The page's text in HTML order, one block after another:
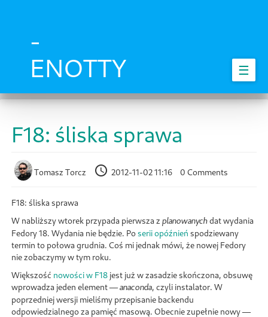
-
ENOTTY
☰
F18: śliska sprawa
Tomasz Torcz 2012-11-02 11:16 0 Comments
F18: śliska sprawa
W nabliższy wtorek przypada pierwsza z planowanychdat wydania
Fedory 18. Wydania nie będzie. Poserii opóźnień spodziewany
termin to połowa grudnia. Coś mi jednak mówi, że nowej Fedory
nie zobaczymy w tym roku.
Większość nowości w F18 jest już w zasadzie skończona, obsuwę
wprowadza jeden element —anaconda, czyli instalator. W
poprzedniej wersji mieliśmy przepisanie backendu
odpowiedzialnego za pamięć masową. Obecnie zupełnie nowy —